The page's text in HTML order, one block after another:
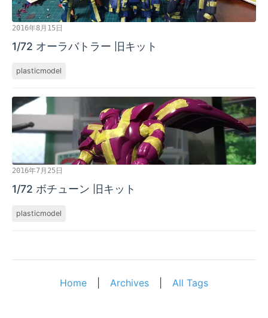
2016年8月15日
1/72 オーラバトラー 旧キット
plasticmodel
2016年7月25日
1/72 ボチューン 旧キット
plasticmodel
Home Archives All Tags